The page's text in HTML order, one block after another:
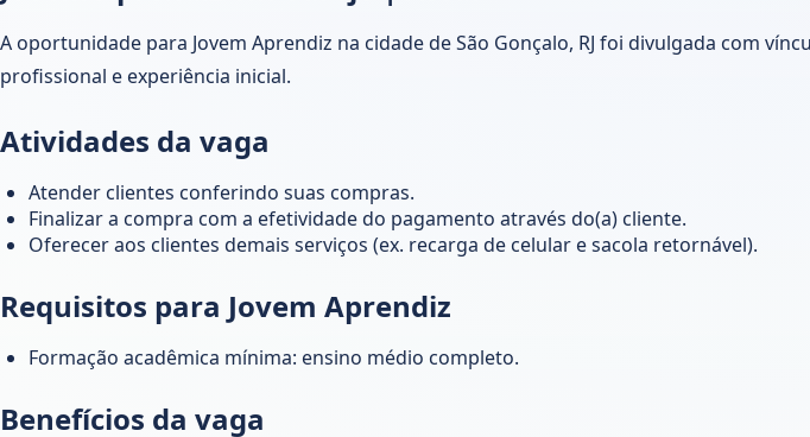
A oportunidade para Jovem Aprendiz na cidade de São Gonçalo, RJ foi divulgada com
profissional e experiência inicial.
Atividades da vaga
Atender clientes conferindo suas compras.
Finalizar a compra com a efetividade do pagamento através do(a) cliente.
Oferecer aos clientes demais serviços (ex. recarga de celular e sacola retornável).
Requisitos para Jovem Aprendiz
Formação acadêmica mínima: ensino médio completo.
Benefícios da vaga